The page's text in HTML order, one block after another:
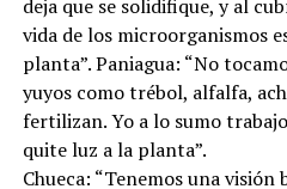
deja que se solidifique, y al
vida de los microorganismos
planta”. Paniagua: “No
yuyos como trébol, alfalfa,
fertilizan. Yo a lo sumo
quite luz a la planta”.
Chueca: “Tenemos una visión